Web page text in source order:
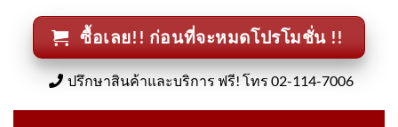
ซื้อเลย!! ก่อนที่จะหมดโปรโมชั่น !!
ปรึกษาสินค้าและบริการ ฟรี! โทร 02-114-7006